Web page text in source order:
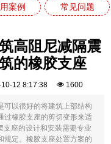
案例 常见问题
高阻尼减隔震
的橡胶支座
12 8:17:38 1600
可以很好的将建筑上部结构
过橡胶支座的剪切变形来适
支座的设计和安装需要专业
规定。橡胶支座处置方案的